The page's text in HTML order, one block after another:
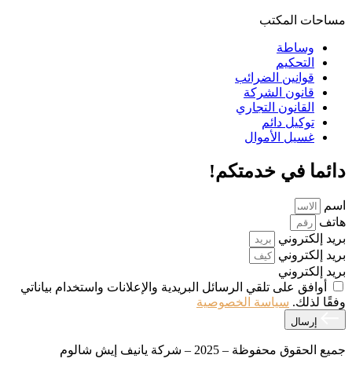
مساحات المكتب
وساطة
التحكيم
قوانين الضرائب
قانون الشركة
القانون التجاري
توكيل دائم
غسيل الأموال
دائما في خدمتكم!
اسم
هاتف
بريد إلكتروني
بريد إلكتروني
بريد إلكتروني
أوافق على تلقي الرسائل البريدية والإعلانات واستخدام بياناتي
وفقًا لذلك. سياسة الخصوصية
إرسال
جميع الحقوق محفوظة – 2025 – شركة يانيف إيش شالوم